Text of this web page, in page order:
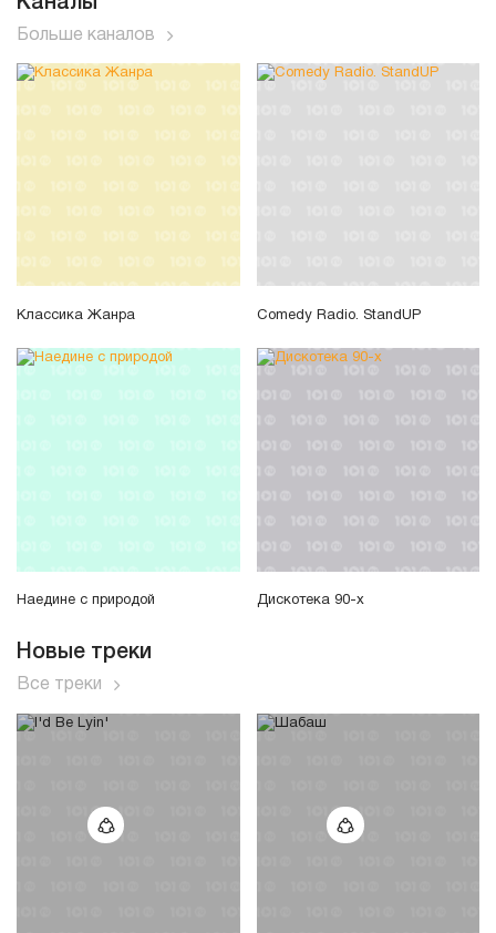
Больше каналов
Классика Жанра Comedy Radio. StandUP
Наедине с природой Дискотека 90-х
Новые треки
Все треки